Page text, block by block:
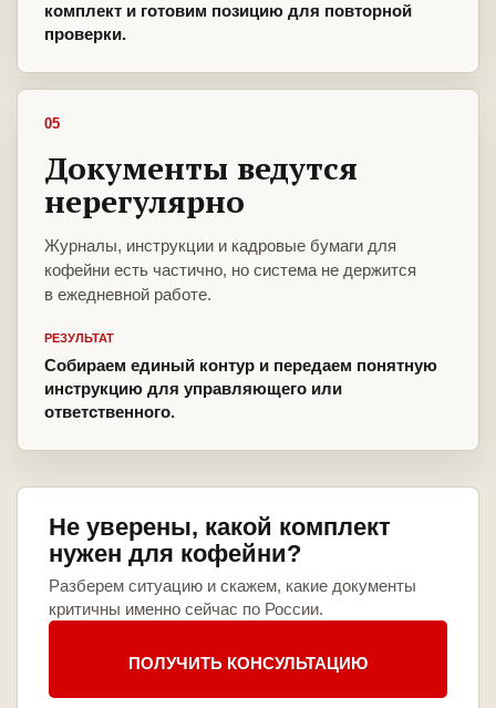
комплект и готовим позицию для повторной
проверки.
05
Документы ведутся
нерегулярно
Журналы, инструкции и кадровые бумаги для
кофейни есть частично, но система не держится
в ежедневной работе.
РЕЗУЛЬТАТ
Собираем единый контур и передаем понятную
инструкцию для управляющего или
ответственного.
Не уверены, какой комплект
нужен для кофейни?
Разберем ситуацию и скажем, какие документы
критичны именно сейчас по России.
ПОЛУЧИТЬ КОНСУЛЬТАЦИЮ